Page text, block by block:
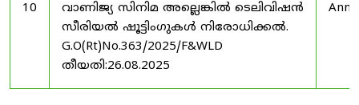
10
വാണിജ്യ സിനിമ അല്ലെങ്കിൽ ടെലിവിഷൻ
സീരിയൽ ഷൂട്ടിംഗുകൾ നിരോധിക്കൽ.
G.O(Rt)No.363/2025/F&WLD
തീയതി:26.08.2025